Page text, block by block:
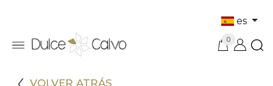
es
0
VOLVER ATRÁS